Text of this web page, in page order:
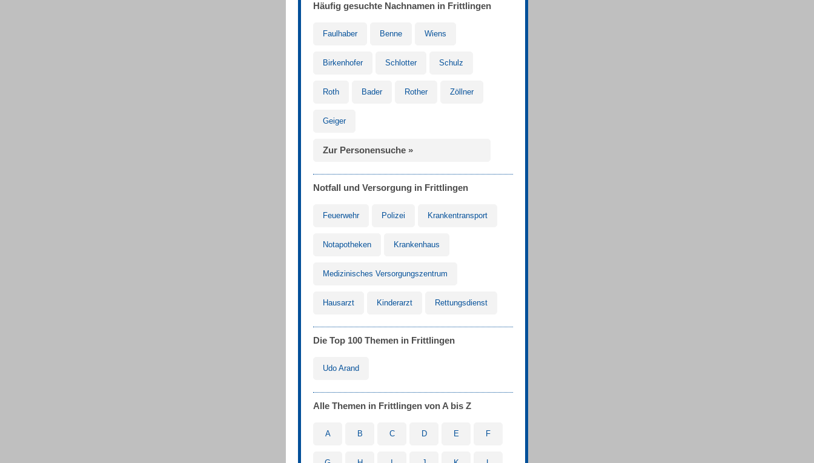
Häufig gesuchte Nachnamen in Frittlingen
Faulhaber Benne Wiens
Birkenhofer Schlotter Schulz
Roth Bader Rother Zöllner
Geiger
Zur Personensuche »
Notfall und Versorgung in Frittlingen
Feuerwehr Polizei Krankentransport
Notapotheken Krankenhaus
Medizinisches Versorgungszentrum
Hausarzt Kinderarzt Rettungsdienst
Die Top 100 Themen in Frittlingen
Udo Arand
Alle Themen in Frittlingen von A bis Z
A B C D E F